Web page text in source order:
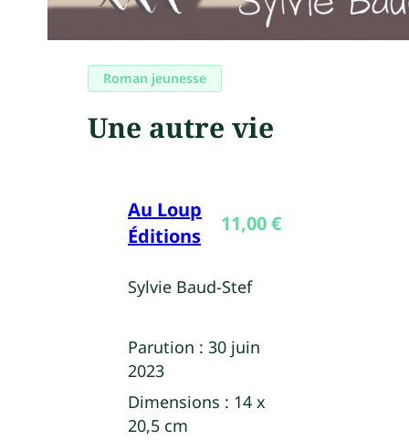
Roman jeunesse
Une autre vie
Au Loup
Éditions
11,00€
Sylvie Baud-Stef
Parution : 30 juin
2023
Dimensions : 14 x
20,5 cm